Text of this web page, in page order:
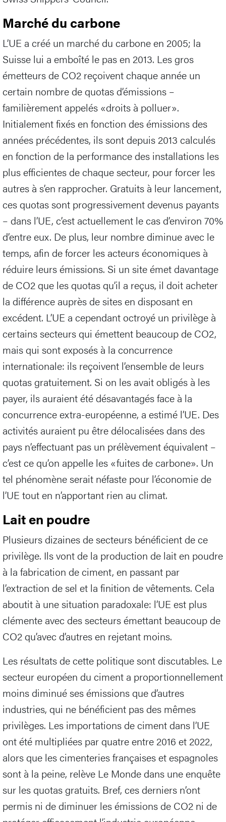
Marché du carbone
L’UE a créé un marché du carbone en 2005; la
Suisse lui a emboîté le pas en 2013. Les gros
émetteurs de CO2 reçoivent chaque année un
certain nombre de quotas d’émissions –
familièrement appelés «droits à polluer».
Initialement fixés en fonction des émissions des
années précédentes, ils sont depuis 2013 calculés
en fonction de la performance des installations les
plus efficientes de chaque secteur, pour forcer les
autres à s’en rapprocher. Gratuits à leur lancement,
ces quotas sont progressivement devenus payants
– dans l’UE, c’est actuellement le cas d’environ 70%
d’entre eux. De plus, leur nombre diminue avec le
temps, afin de forcer les acteurs économiques à
réduire leurs émissions. Si un site émet davantage
de CO2 que les quotas qu’il a reçus, il doit acheter
la différence auprès de sites en disposant en
excédent. L’UE a cependant octroyé un privilège à
certains secteurs qui émettent beaucoup de CO2,
mais qui sont exposés à la concurrence
internationale: ils reçoivent l’ensemble de leurs
quotas gratuitement. Si on les avait obligés à les
payer, ils auraient été désavantagés face à la
concurrence extra-européenne, a estimé l’UE. Des
activités auraient pu être délocalisées dans des
pays n’effectuant pas un prélèvement équivalent –
c’est ce qu’on appelle les «fuites de carbone». Un
tel phénomène serait néfaste pour l’économie de
l’UE tout en n’apportant rien au climat.
Lait en poudre
Plusieurs dizaines de secteurs bénéficient de ce
privilège. Ils vont de la production de lait en poudre
à la fabrication de ciment, en passant par
l’extraction de sel et la finition de vêtements. Cela
aboutit à une situation paradoxale: l’UE est plus
clémente avec des secteurs émettant beaucoup de
CO2 qu’avec d’autres en rejetant moins.
Les résultats de cette politique sont discutables. Le
secteur européen du ciment a proportionnellement
moins diminué ses émissions que d’autres
industries, qui ne bénéficient pas des mêmes
privilèges. Les importations de ciment dans l’UE
ont été multipliées par quatre entre 2016 et 2022,
alors que les cimenteries françaises et espagnoles
sont à la peine, relève Le Monde dans une enquête
sur les quotas gratuits. Bref, ces derniers n’ont
permis ni de diminuer les émissions de CO2 ni de